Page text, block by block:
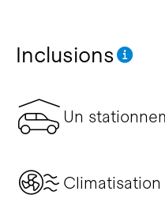
Inclusions
Un
Climatisation